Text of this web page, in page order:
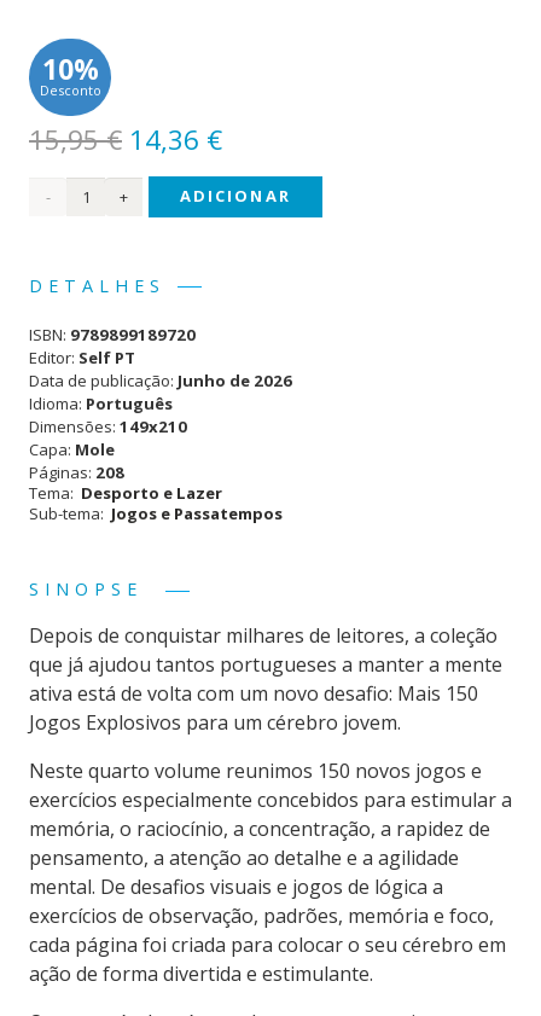
10%
Desconto
15,95€ O
preço
original
15,95 €.
14,36 €O
preço
atual
Quantidade
Jogos
Explosivos
para
Um
Cérebro
ADICIONAR
DETALHES
ISBN: 9789899189720
Editor: Self PT
Data de publicação: Junho de 2026
Idioma: Português
Dimensões: 149x210
Capa: Mole
Páginas: 208
Tema: Desporto e Lazer
Sub-tema: Jogos e Passatempos
SINOPSE
Depois de conquistar milhares de leitores, a coleção
que já ajudou tantos portugueses a manter a mente
ativa está de volta com um novo desafio: Mais 150
Jogos Explosivos para um cérebro jovem.
Neste quarto volume reunimos 150 novos jogos e
exercícios especialmente concebidos para estimular a
memória, o raciocínio, a concentração, a rapidez de
pensamento, a atenção ao detalhe e a agilidade
mental. De desafios visuais e jogos de lógica a
exercícios de observação, padrões, memória e foco,
cada página foi criada para colocar o seu cérebro em
ação de forma divertida e estimulante.